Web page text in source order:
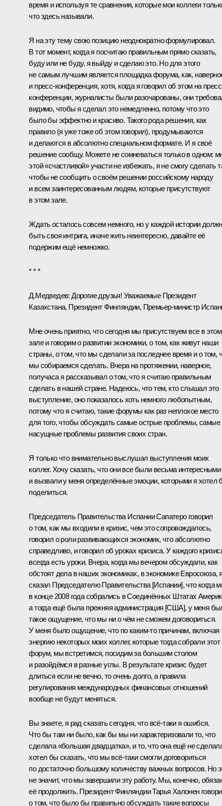
время и используя те сравнения, которые мои коллеги
что здесь называли.
Я на эту тему свою позицию неоднократно формулировал.
В тот момент, когда я посчитаю правильным прямо сказать,
буду или не буду, я выйду и сделаю это. Но для этого
не самым лучшим является площадка форума, как,
и пресс-конференция, хотя, когда я говорил об этом на
конференции, журналисты были разочарованы, они
видимо, чтобы я сделал это немедленно, потому что это
было бы эффектно и красиво. Такого рода решения, как
правило (я уже тоже об этом говорил), продумываются
и делаются в абсолютно специальном формате. И я своё
решение сообщу. Можете не сомневаться только в одном:
этой «счастливой» участи не избежать, я не смогу сделать
чтобы не сообщить о своём решении российскому народу
и всем заинтересованным людям, которые присутствуют
в этом зале.
Ждать осталось совсем немного, но у каждой истории
быть своя интрига, иначе жить неинтересно, давайте её
подержим ещё немножко.
* * *
Д.Медведев: Дорогие друзья! Уважаемые Президент
Казахстана, Президент Финляндии, Премьер-министр
Мне очень приятно, что сегодня мы присутствуем все в этом
зале и говорим о развитии экономики, о том, как живут наши
страны, о том, что мы сделали за последнее время и о том,
мы собираемся сделать. Вчера на протяжении, наверное,
получаса я рассказывал о том, что я считаю правильным
сделать в нашей стране. Надеюсь, что тем, кто слышал это
выступление, оно показалось хоть немного любопытным,
потому что я считаю, такие форумы как раз неплохое место
для того, чтобы обсуждать самые острые проблемы, самые
насущные проблемы развития своих стран.
Я только что внимательно выслушал выступления моих
коллег. Хочу сказать, что они все были весьма интересными
и вызвали у меня определённые эмоции, которыми я хотел
поделиться.
Председатель Правительства Испании Сапатеро говорил
о том, как мы входили в кризис, чем это сопровождалось,
говорил о роли развивающихся экономик, что абсолютно
справедливо, и говорил об уроках кризиса. У каждого
всегда есть уроки. Вчера, когда мы вечером обсуждали, как
обстоят дела в наших экономиках, в экономике Евросоюза,
сказал Председателю Правительства [Испании], что когда
в конце 2008 года собрались в Соединённых Штатах
а тогда ещё была прежняя администрация [США], у меня
такое ощущение, что мы ни о чём не сможем договориться.
У меня было ощущение, что по каким‑то причинам, включая
энергию некоторых моих коллег, которые тогда собрали этот
форум, мы встретимся, посидим за большим столом
и разойдёмся в разные углы. В результате кризис будет
длиться если не вечно, то очень долго, а правила
регулирования международных финансовых отношений
вообще не будут меняться.
Вы знаете, я рад сказать сегодня, что всё‑таки я ошибся.
Что бы там ни было, как бы мы ни характеризовали то, что
сделала «большая двадцатка», и то, что она ещё не
хотел бы сказать, что мы всё‑таки смогли договориться
по достаточно большому количеству важных вопросов. Но
не значит, что мы завершили эту работу. Мы, конечно,
её продолжить. Президент Финляндии Тарья Халонен
о том, что было бы правильно обсуждать такие вопросы